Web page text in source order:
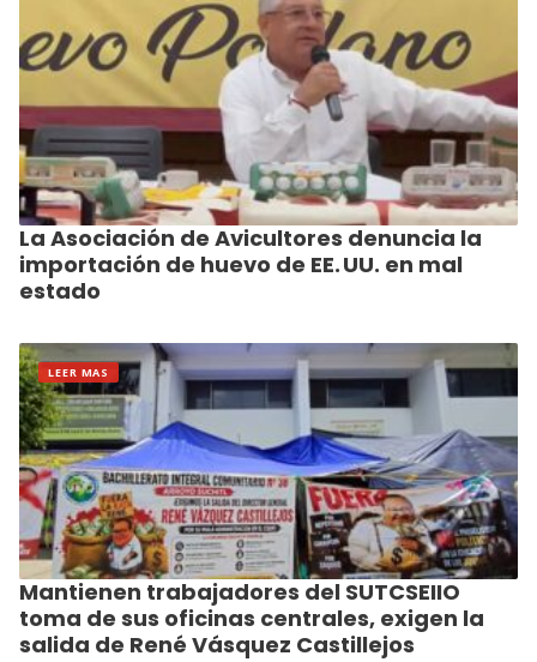
La Asociación de Avicultores denuncia la
importación de huevo de EE. UU. en mal
estado
LEER MAS
Mantienen trabajadores del SUTCSEIIO
toma de sus oficinas centrales, exigen la
salida de René Vásquez Castillejos